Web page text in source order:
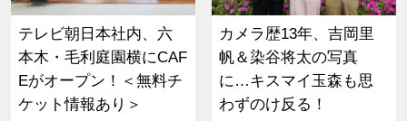
テレビ朝日本社内、六
本木・毛利庭園横にCAF
Eがオープン！＜無料チ
ケット情報あり＞
カメラ歴13年、吉岡里
帆＆染谷将太の写真
に…キスマイ玉森も思
わずのけ反る！